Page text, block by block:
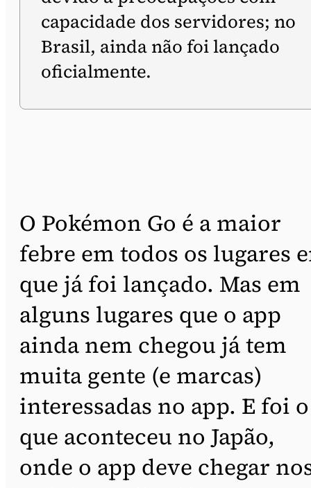
capacidade dos servidores; no
Brasil, ainda não foi lançado
oficialmente.
O Pokémon Go é a maior
febre em todos os lugares
que já foi lançado. Mas em
alguns lugares que o app
ainda nem chegou já tem
muita gente (e marcas)
interessadas no app. E foi o
que aconteceu no Japão,
onde o app deve chegar